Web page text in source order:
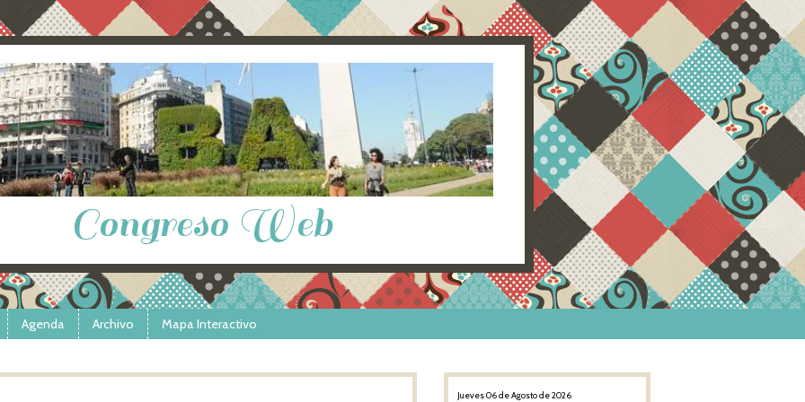
Congreso Web
Agenda Archivo Mapa Interactivo
Jueves 06 de Agosto de 2026